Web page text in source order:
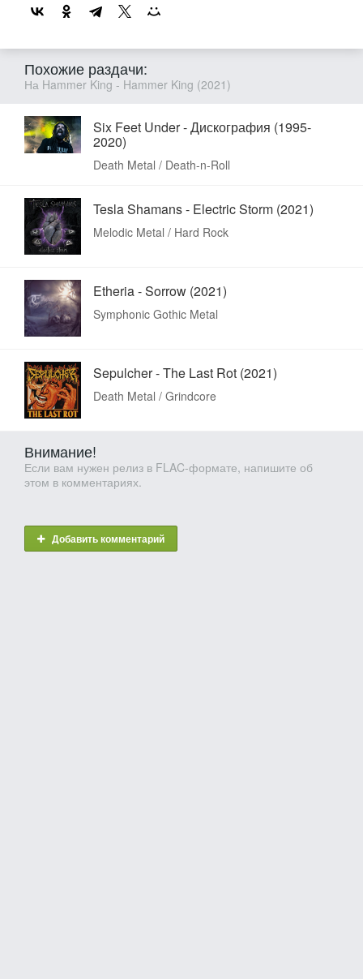
Похожие раздачи:
На Hammer King - Hammer King (2021)
Six Feet Under - Дискография (1995-
2020)
Death Metal / Death-n-Roll
Tesla Shamans - Electric Storm (2021)
Melodic Metal / Hard Rock
Etheria - Sorrow (2021)
Symphonic Gothic Metal
Sepulcher - The Last Rot (2021)
Death Metal / Grindcore
Внимание!
Если вам нужен релиз в FLAC-формате, напишите об
этом в комментариях.
Добавить комментарий